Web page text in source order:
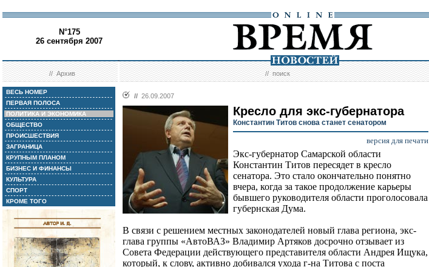
N°175
26 сентября 2007
//Архив //поиск
ВЕСЬ НОМЕР
ПЕРВАЯ ПОЛОСА
ПОЛИТИКА И ЭКОНОМИКА
ОБЩЕСТВО
ПРОИСШЕСТВИЯ
ЗАГРАНИЦА
КРУПНЫМ ПЛАНОМ
БИЗНЕС И ФИНАНСЫ
КУЛЬТУРА
СПОРТ
КРОМЕ ТОГО
// 26.09.2007
Кресло для экс-губернатора
Константин Титов снова станет сенатором
версия для печати
Экс-губернатор Самарской области
Константин Титов пересядет в кресло
сенатора. Это стало окончательно понятно
вчера, когда за такое продолжение карьеры
бывшего руководителя области проголосовала
губернская Дума.
В связи с решением местных законодателей новый глава региона, экс-
глава группы «АвтоВАЗ» Владимир Артяков досрочно отзывает из
Совета Федерации действующего представителя области Андрея Ищука,
который, к слову, активно добивался ухода г-на Титова с поста